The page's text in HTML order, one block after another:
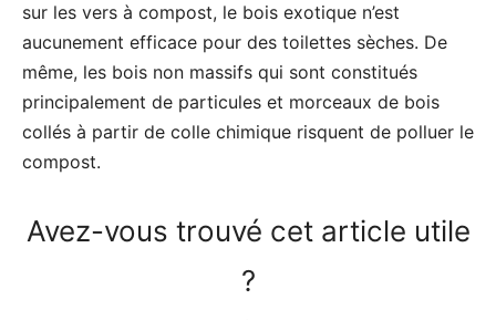
sur les vers à compost, le bois exotique n’est
aucunement efficace pour des toilettes sèches. De
même, les bois non massifs qui sont constitués
principalement de particules et morceaux de bois
collés à partir de colle chimique risquent de polluer le
compost.
Avez-vous trouvé cet article utile
?